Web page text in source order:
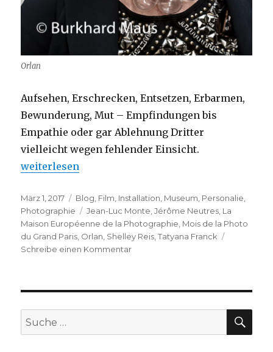
Orlan
Aufsehen, Erschrecken, Entsetzen, Erbarmen,
Bewunderung, Mut – Empfindungen bis
Empathie oder gar Ablehnung Dritter
vielleicht wegen fehlender Einsicht.
„ORLAN“
weiterlesen
Veröffentlicht
am
März 1, 2017 Kategorien
Blog Film Installation Museum Personalie
Photographie
Schlagwörter
Jean-Luc Monte ,Jérôme Neutres La
Maison Européenne de la Photographie Mois de la Photo
du Grand Paris Orlan Shelley Reis ,Tatyana Franck
Schreibe einen Kommentarzu
Suche
nach: